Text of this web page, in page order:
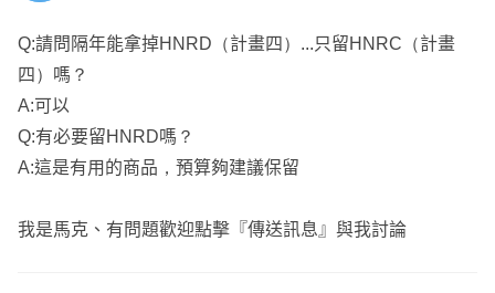
Q:請問隔年能拿掉HNRD（計畫四）...只留HNRC（計畫
四）嗎？
A:可以
Q:有必要留HNRD嗎？
A:這是有用的商品，預算夠建議保留
我是馬克、有問題歡迎點擊『傳送訊息』與我討論